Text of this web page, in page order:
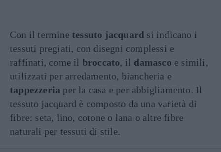
Con il termine tessuto jacquard si indicano i
tessuti pregiati, con disegni complessi e
raffinati, come il broccato, il damasco e simili,
utilizzati per arredamento, biancheria e
tappezzeria per la casa e per abbigliamento. Il
tessuto jacquard è composto da una varietà di
fibre: seta, lino, cotone o lana o altre fibre
naturali per tessuti di stile.